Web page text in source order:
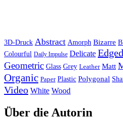
3D-Druck Abstract Amorph Bizarre
Colourful Daily Impulse Delicate Edged
Geometric Glass Grey Leather Matt
Organic Paper Plastic Polygonal
Video White Wood
Über die Autorin